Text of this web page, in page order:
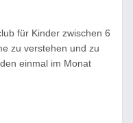
für Kinder zwischen 6
zu verstehen und zu
einmal im Monat